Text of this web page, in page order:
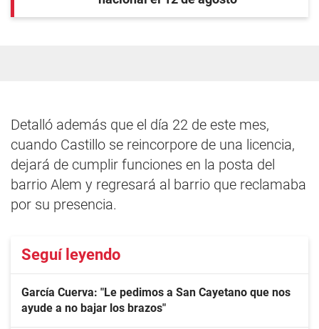
Detalló además que el día 22 de este mes,
cuando Castillo se reincorpore de una licencia,
dejará de cumplir funciones en la posta del
barrio Alem y regresará al barrio que reclamaba
por su presencia.
Seguí leyendo
García Cuerva: "Le pedimos a San Cayetano que nos
ayude a no bajar los brazos"